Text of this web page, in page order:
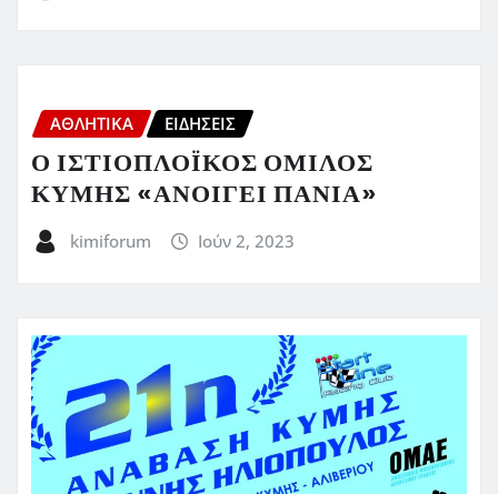
ΑΘΛΗΤΙΚΑ ΕΙΔΗΣΕΙΣ
Ο ΙΣΤΙΟΠΛΟΪΚΟΣ ΟΜΙΛΟΣ
ΚΥΜΗΣ «ΑΝΟΙΓΕΙ ΠΑΝΙΑ»
kimiforum Ιούν 2, 2023